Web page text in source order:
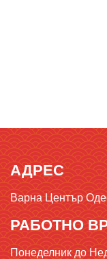
АДРЕС
Варна Център
РАБОТНО
Понеделник до